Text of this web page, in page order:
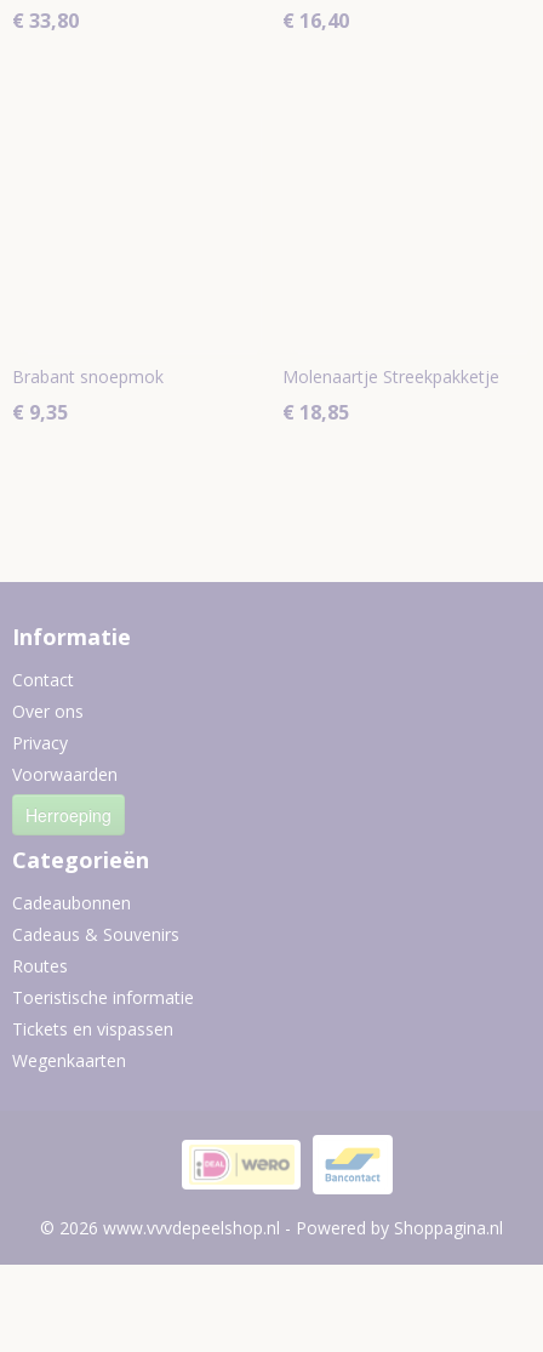
€ 33,80 € 16,40
Brabant snoepmok
€ 9,35
Molenaartje Streekpakketje
€ 18,85
Informatie
Contact
Over ons
Privacy
Voorwaarden
Herroeping
Categorieën
Cadeaubonnen
Cadeaus & Souvenirs
Routes
Toeristische informatie
Tickets en vispassen
Wegenkaarten
© 2026 www.vvvdepeelshop.nl - Powered by Shoppagina.nl